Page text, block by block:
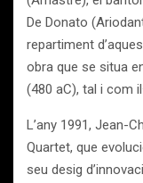
De Donato
repartiment
obra que se situa
(480 aC), tal i com
L’any 1991, Jean-
Quartet, que
seu desig